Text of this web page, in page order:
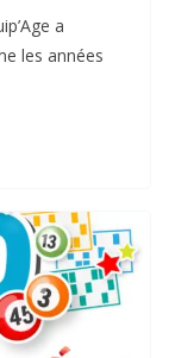
a
les années